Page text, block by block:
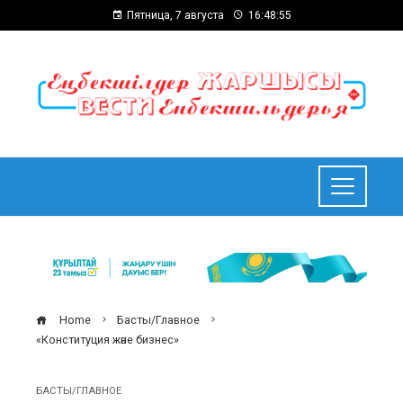
Пятница, 7 августа 16:48:56
Home
Басты/Главное
«Конституция және бизнес»
БАСТЫ/ГЛАВНОЕ